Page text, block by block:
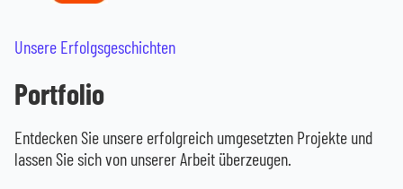
Unsere Erfolgsgeschichten
Portfolio
Entdecken Sie unsere erfolgreich umgesetzten Projekte und
lassen Sie sich von unserer Arbeit überzeugen.